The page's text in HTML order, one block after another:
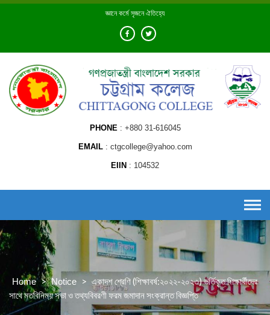
Skip
জ্ঞানে কর্মে সৃজনে ঐতিহ্যে
PHONE +880 31-616045
EMAIL ctgcollege@yahoo.com
EIIN 104532
Home > Notice > একাদশ শ্রেণি (শিক্ষাবর্ষ:২০২২-২০২৩) ভর্তিকৃত শিক্ষার্থীদের
সাথে মতবিনিময় সভা ও তথ্যবিবরণী ফরম জমাদান সংক্রান্ত বিজ্ঞপ্তি